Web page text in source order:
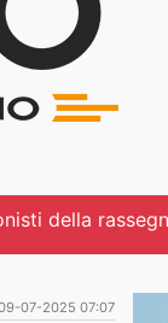
della
07-2025 07:07